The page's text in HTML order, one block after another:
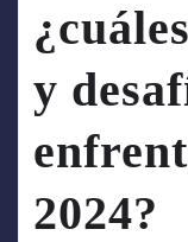
y
2024?